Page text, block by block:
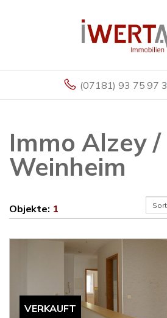
(07181) 93 75 97 3
Immo Alzey /
Weinheim
Objekte: 1
VERKAUFT